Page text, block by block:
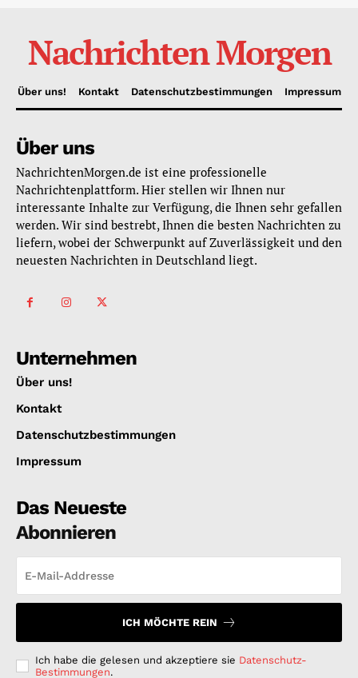
Nachrichten Morgen
Über uns! Kontakt Datenschutzbestimmungen Impressum
Über uns
NachrichtenMorgen.de ist eine professionelle
Nachrichtenplattform. Hier stellen wir Ihnen nur
interessante Inhalte zur Verfügung, die Ihnen sehr gefallen
werden. Wir sind bestrebt, Ihnen die besten Nachrichten zu
liefern, wobei der Schwerpunkt auf Zuverlässigkeit und den
neuesten Nachrichten in Deutschland liegt.
Unternehmen
Über uns!
Kontakt
Datenschutzbestimmungen
Impressum
Das Neueste
Abonnieren
ICH MÖCHTE REIN
Ich habe die gelesen und akzeptiere sie Datenschutz-
Bestimmungen.